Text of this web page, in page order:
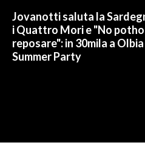
Jovanotti saluta la
i Quattro Mori e "No potho
reposare": in 30mila a
Summer Party